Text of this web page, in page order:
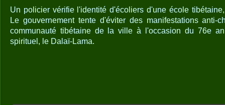
Un policier vérifie l'identité d'écoliers d'une école
Le gouvernement tente d'éviter des manifestations
communauté tibétaine de la ville à l'occasion du 76e
spirituel, le Dalaï-Lama.